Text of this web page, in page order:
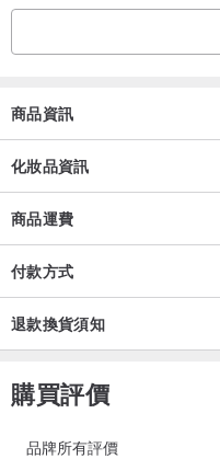
商品資訊
化妝品資訊
商品運費
付款方式
退款換貨須知
購買評價
品牌所有評價